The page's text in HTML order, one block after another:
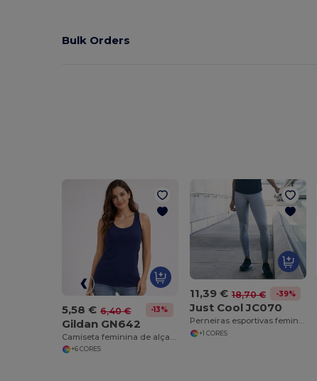
Bulk Orders
5,58 € 6,40 € -13%
Gildan GN642
Camiseta feminina de alças 100% algodão
+6 CORES
11,39 € 18,70 € -39%
Just Cool JC070
Perneiras esportivas femininas
+1 CORES